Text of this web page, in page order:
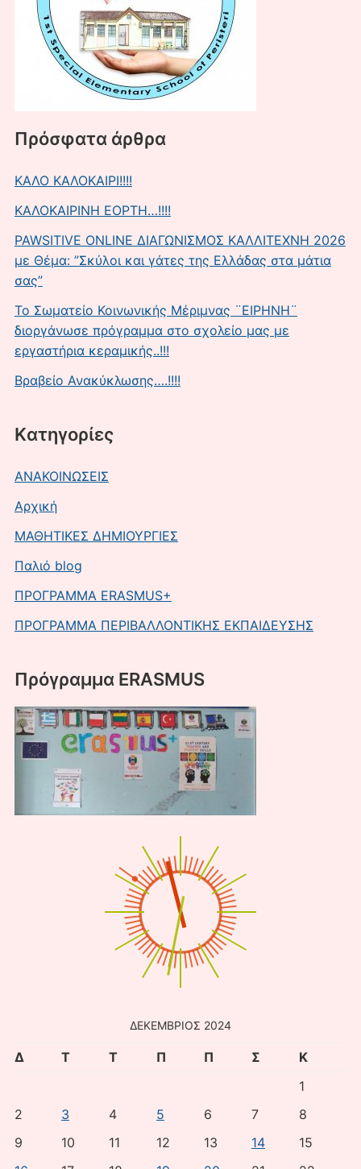
Πρόσφατα άρθρα
ΚΑΛΟ ΚΑΛΟΚΑΙΡΙ!!!!
ΚΑΛΟΚΑΙΡΙΝΗ ΕΟΡΤΗ…!!!!
PAWSITIVE ONLINE ΔΙΑΓΩΝΙΣΜΟΣ ΚΑΛΛΙΤΕΧΝΗ 2026
με Θέμα: ”Σκύλοι και γάτες της Ελλάδας στα μάτια
σας”
Το Σωματείο Κοινωνικής Μέριμνας ¨ΕΙΡΗΝΗ¨
διοργάνωσε πρόγραμμα στο σχολείο μας με
εργαστήρια κεραμικής..!!!
Βραβείο Ανακύκλωσης….!!!!
Kατηγορίες
ΑΝΑΚΟΙΝΩΣΕΙΣ
Αρχική
ΜΑΘΗΤΙΚΕΣ ΔΗΜΙΟΥΡΓΙΕΣ
Παλιό blog
ΠΡΟΓΡΑΜΜΑ ERASMUS+
ΠΡΟΓΡΑΜΜΑ ΠΕΡΙΒΑΛΛΟΝΤΙΚΗΣ ΕΚΠΑΙΔΕΥΣΗΣ
Πρόγραμμα ERASMUS
ΔΕΚΈΜΒΡΙΟΣ 2024
Δ Τ Τ Π Π Σ
Κ
1
2
3 4 5 6 7
8
9
10 11 12 13 14
15